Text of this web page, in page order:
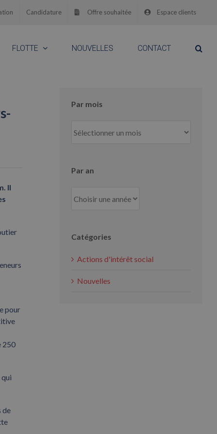
Candidature Offre souhaitée Espace clients
FLOTTE NOUVELLES CONTACT
Il
pour
250
de
Par mois
mois
Par an
Catégories
Actions d'intérêt social
Nouvelles